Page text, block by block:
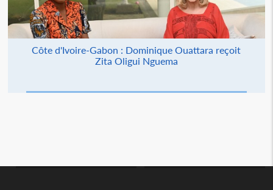
Côte d'Ivoire-Gabon : Dominique Ouattara reçoit
Zita Oligui Nguema